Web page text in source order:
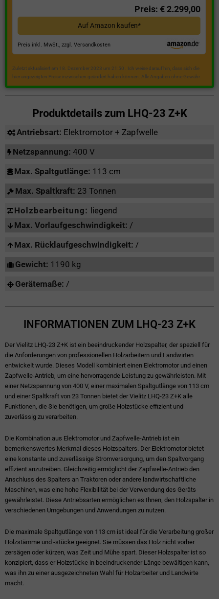
Preis: € 2.299,00
Auf Amazon kaufen*
Preis inkl. MwSt., zzgl. Versandkosten
Zuletzt aktualisiert am 18. Dezember 2023 um 21:50 . Ich weise darauf hin, dass sich die
hier angezeigten Preise inzwischen geändert haben können. Alle Angaben ohne Gewähr.
Produktdetails zum LHQ-23 Z+K
Antriebsart: Elektromotor + Zapfwelle
Netzspannung: 400 V
Max. Spaltgutlänge: 113 cm
Max. Spaltkraft: 23 Tonnen
Holzbearbeitung: liegend
Max. Vorlaufgeschwindigkeit: /
Max. Rücklaufgeschwindigkeit: /
Gewicht: 1190 kg
Gerätemaße: /
INFORMATIONEN ZUM LHQ-23 Z+K
Der Vielitz LHQ-23 Z+K ist ein beeindruckender Holzspalter, der speziell für
die Anforderungen von professionellen Holzarbeitern und Landwirten
entwickelt wurde. Dieses Modell kombiniert einen Elektromotor und einen
Zapfwelle-Antrieb, um eine hervorragende Leistung zu gewährleisten. Mit
einer Netzspannung von 400 V, einer maximalen Spaltgutlänge von 113 cm
und einer Spaltkraft von 23 Tonnen bietet der Vielitz LHQ-23 Z+K alle
Funktionen, die Sie benötigen, um große Holzstücke effizient und
zuverlässig zu verarbeiten.
Die Kombination aus Elektromotor und Zapfwelle-Antrieb ist ein
bemerkenswertes Merkmal dieses Holzspalters. Der Elektromotor bietet
eine konstante und zuverlässige Stromversorgung, um den Spaltvorgang
effizient anzutreiben. Gleichzeitig ermöglicht der Zapfwelle-Antrieb den
Anschluss des Spalters an Traktoren oder andere landwirtschaftliche
Maschinen, was eine hohe Flexibilität bei der Verwendung des Geräts
gewährleistet. Diese Antriebsarten ermöglichen es Ihnen, den Holzspalter in
verschiedenen Umgebungen und Anwendungen zu nutzen.
Die maximale Spaltgutlänge von 113 cm ist ideal für die Verarbeitung großer
Holzstämme und -stücke geeignet. Sie müssen das Holz nicht vorher
zersägen oder kürzen, was Zeit und Mühe spart. Dieser Holzspalter ist so
konzipiert, dass er Holzstücke in beeindruckender Länge bewältigen kann,
was ihn zu einer ausgezeichneten Wahl für Holzarbeiter und Landwirte
macht.